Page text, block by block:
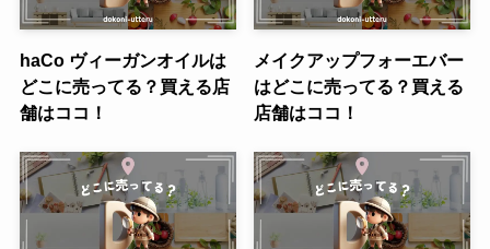
haCo ヴィーガンオイルは
どこに売ってる？買える店
舗はココ！
メイクアップフォーエバー
はどこに売ってる？買える
店舗はココ！